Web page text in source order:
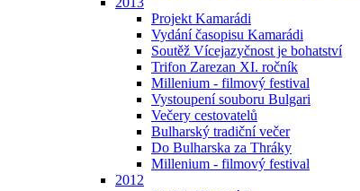
Projekt Kamarádi
Vydání časopisu Kamarádi
Soutěž Vícejazyčnost je bohatství
Trifon Zarezan XI. ročník
Millenium - filmový festival
Vystoupení souboru Bulgari
Večery cestovatelů
Bulharský tradiční večer
Do Bulharska za Thráky
Millenium - filmový festival
2012